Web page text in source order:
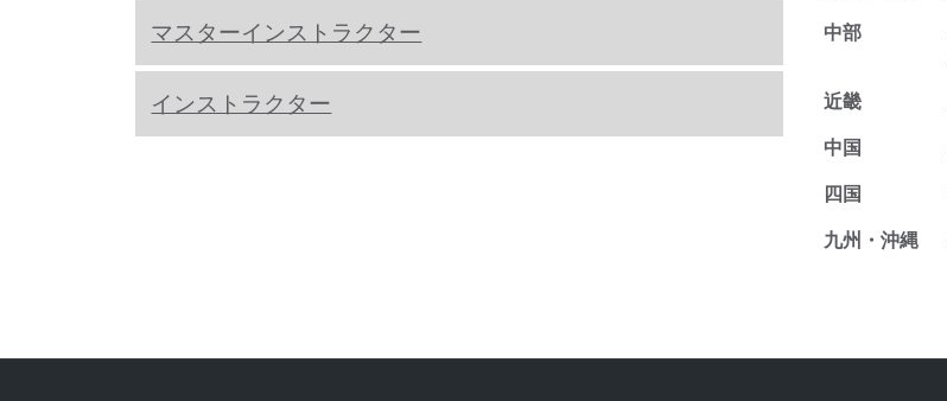
マスターインストラクター
インストラクター
中部
近畿
中国
四国
九州・沖縄